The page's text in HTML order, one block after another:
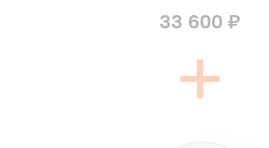
33 600 ₽
+